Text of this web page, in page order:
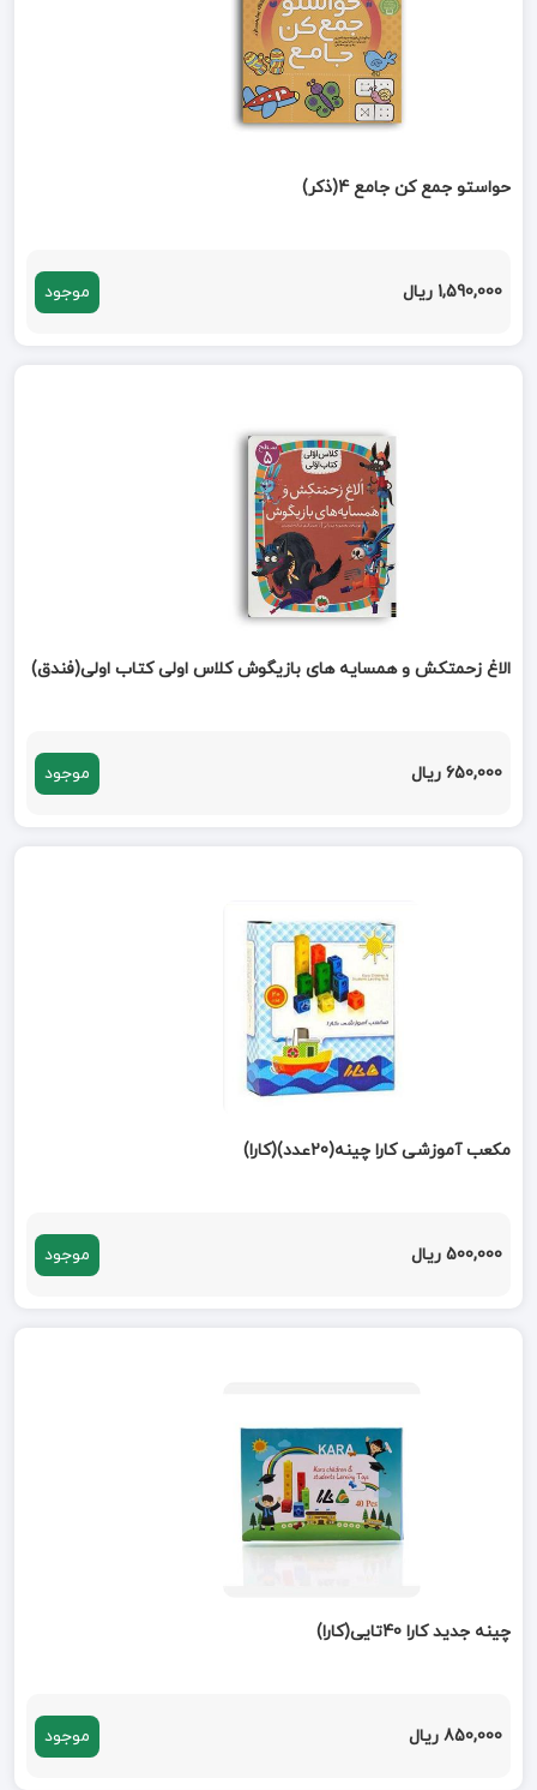
حواستو جمع کن جامع 4(ذکر)
1,590,000 ریال موجود
الاغ زحمتکش و همسایه های بازیگوش کلاس اولی کتاب اولی(فندق)
650,000 ریال موجود
مکعب آموزشی کارا چینه(20عدد)(کارا)
500,000 ریال موجود
چینه جدید کارا 40تایی(کارا)
850,000 ریال موجود